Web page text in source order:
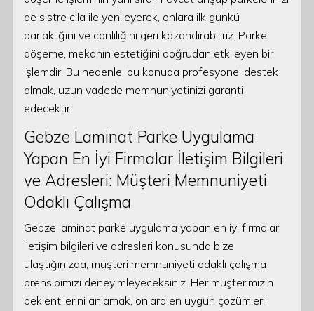
de sistre cila ile yenileyerek, onlara ilk günkü
parlaklığını ve canlılığını geri kazandırabiliriz. Parke
döşeme, mekanın estetiğini doğrudan etkileyen bir
işlemdir. Bu nedenle, bu konuda profesyonel destek
almak, uzun vadede memnuniyetinizi garanti
edecektir.
Gebze Laminat Parke Uygulama
Yapan En İyi Firmalar İletişim Bilgileri
ve Adresleri: Müşteri Memnuniyeti
Odaklı Çalışma
Gebze laminat parke uygulama yapan en iyi firmalar
iletişim bilgileri ve adresleri konusunda bize
ulaştığınızda, müşteri memnuniyeti odaklı çalışma
prensibimizi deneyimleyeceksiniz. Her müşterimizin
beklentilerini anlamak, onlara en uygun çözümleri